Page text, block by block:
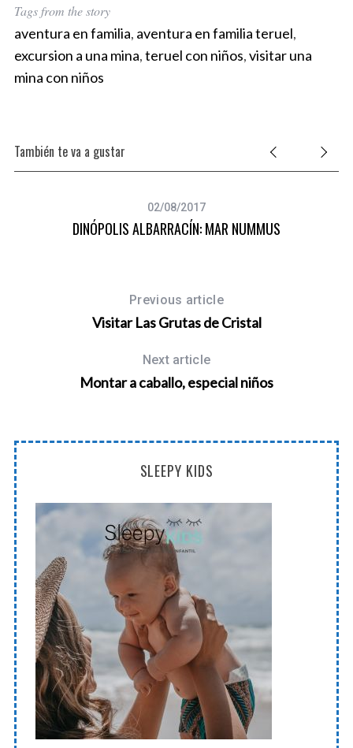
Tags from the story
aventura en familia, aventura en familia teruel,
excursion a una mina,teruel con niños,visitar una
mina con niños
También te va a gustar
02/08/2017
DINÓPOLIS ALBARRACÍN: MAR NUMMUS
Previous article
Visitar Las Grutas de Cristal
Next article
Montar a caballo, especial niños
SLEEPY KIDS